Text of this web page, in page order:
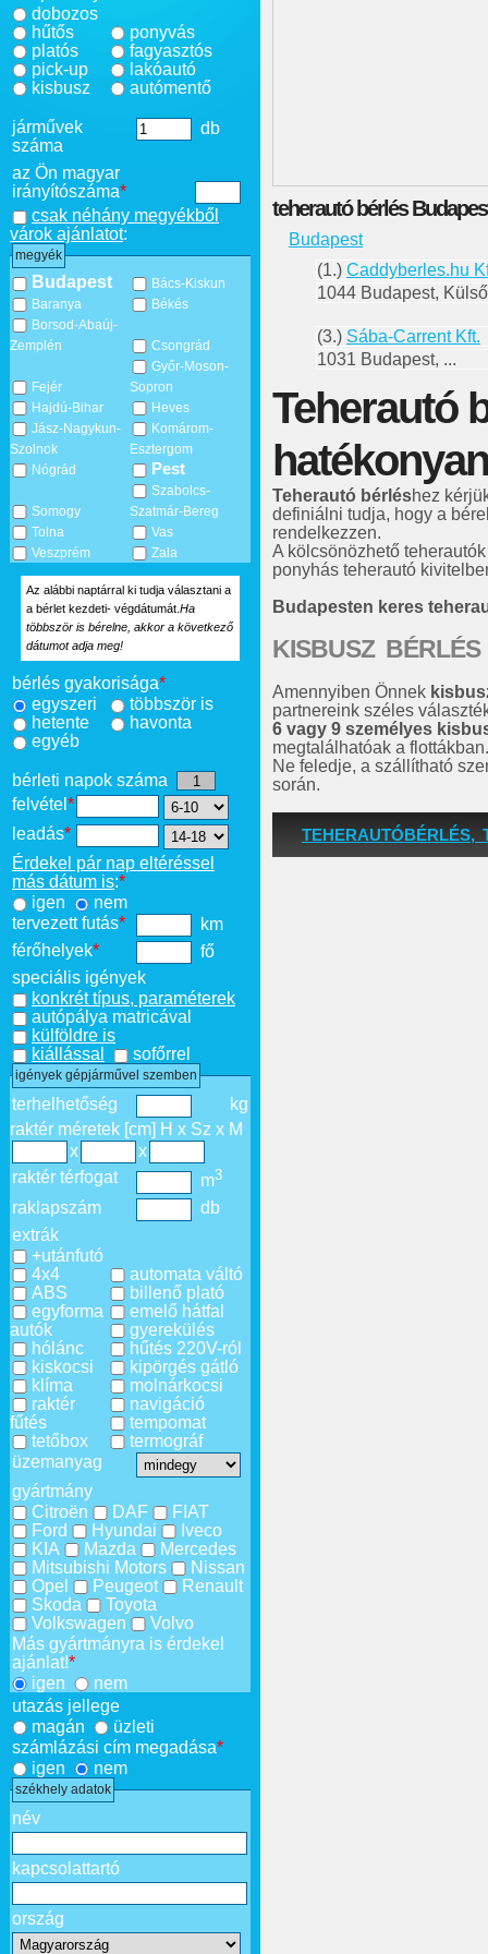
dobozos
hűtős
platós
pick-up
kisbusz
ponyvás
fagyasztós
lakóautó
autómentő
járművek
száma
db
az Ön magyar
irányítószáma*
csak néhány megyékből
várok ajánlatot:
megyék
Budapest
Bács-Kiskun
Baranya
Békés
Borsod-Abaúj-
Zemplén
Csongrád
Fejér
Győr-Moson-
Sopron
Hajdú-Bihar
Heves
Jász-Nagykun-
Szolnok
Komárom-
Esztergom
Nógrád
Pest
Somogy
Szabolcs-
Szatmár-Bereg
Tolna
Vas
Veszprém
Zala
Az alábbi naptárral ki tudja választani a
a bérlet kezdeti- végdátumát. Ha
többször is bérelne, akkor a következő
dátumot adja meg!
bérlés gyakorisága*
egyszeri
többször is
hetente
havonta
egyéb
bérleti napok száma
felvétel *
leadás*
Érdekel pár nap eltéréssel
más dátum is:*
igen
nem
tervezett futás*
km
férőhelyek*
fő
speciális igények
konkrét típus, paraméterek
autópálya matricával
külföldre is
kiállással
sofőrrel
igények gépjárművel szemben
terhelhetőség
kg
raktér méretek [cm] H x Sz x M
x
x
raktér térfogat
m3
raklapszám
db
extrák
+utánfutó
4x4
ABS
egyforma
autók
hólánc
kiskocsi
klíma
raktér
fűtés
tetőbox
automata váltó
billenő plató
emelő hátfal
gyerekülés
hűtés 220V-ról
kipörgés gátló
molnárkocsi
navigáció
tempomat
termográf
üzemanyag
gyártmány
Citroën
DAF
FIAT
Ford
Hyundai
Iveco
KIA
Mazda
Mercedes
Mitsubishi Motors
Nissan
Opel
Peugeot
Renault
Skoda
Toyota
Volkswagen
Volvo
Más gyártmányra is érdekel
ajánlat!*
igen
nem
utazás jellege
magán
üzleti
számlázási cím megadása*
igen
nem
székhely adatok
név
kapcsolattartó
ország
teherautó bérlés
Budapest
(1.) Caddyberles.hu
1044 Budapest,
(3.) Sába-Carrent Kft.
1031 Budapest, ...
Teherautó
Teherautó bérléshez
definiálni tudja, hogy a
rendelkezzen.
A kölcsönözhető
ponyhás teherautó
Budapesten keres
KISBUSZ BÉRLÉS
Amennyiben Önnek
partnereink széles
6 vagy 9 személyes
megtalálhatóak a flottákban.
Ne feledje, a szállítható
során.
TEHERAUTÓBÉRLÉS,